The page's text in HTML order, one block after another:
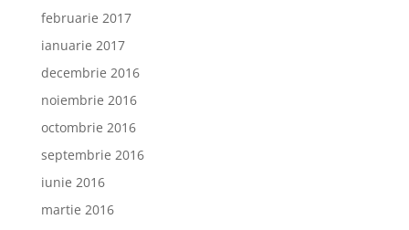
februarie 2017
ianuarie 2017
decembrie 2016
noiembrie 2016
octombrie 2016
septembrie 2016
iunie 2016
martie 2016